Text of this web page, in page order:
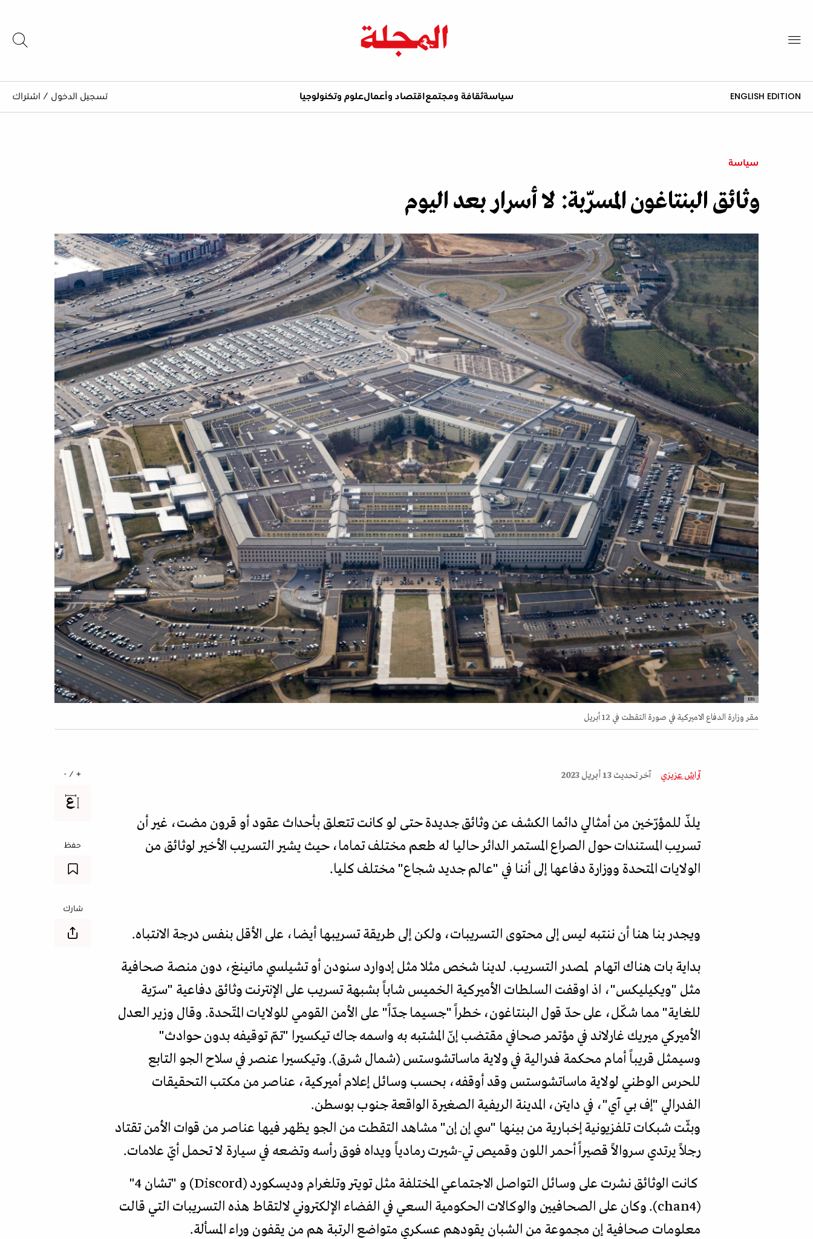
ENGLISH EDITION سياسةثقافة ومجتمع اقتصاد وأعمالعلوم وتكنولوجيا تسجيل الدخول / اشتراك
سياسة
وثائق البنتاغون المسرّبة: لا أسرار بعد اليوم
EPA
مقر وزارة الدفاع الاميركية في صورة التقطت في 12 أبريل
آراش عزيزي آخر تحديث 13 أبريل 2023
يلذّ للمؤرّخين من أمثالي دائما الكشف عن وثائق جديدة حتى لو كانت تتعلق بأحداث عقود أو قرون مضت، غير أن
تسريب المستندات حول الصراع المستمر الدائر حاليا له طعم مختلف تماما، حيث يشير التسريب الأخير لوثائق من
الولايات المتحدة ووزارة دفاعها إلى أننا في "عالم جديد شجاع" مختلف كليا.
ويجدر بنا هنا أن ننتبه ليس إلى محتوى التسريبات، ولكن إلى طريقة تسريبها أيضا، على الأقل بنفس درجة الانتباه.
بداية بات هناك اتهام لمصدر التسريب. لدينا شخص مثلا مثل إدوارد سنودن أو تشيلسي مانينغ، دون منصة صحافية
مثل "ويكيليكس"، اذ اوقفت السلطات الأميركية الخميس شاباً بشبهة تسريب على الإنترنت وثائق دفاعية "سرّية
للغاية" مما شكّل، على حدّ قول البنتاغون، خطراً "جسيما جدّاً" على الأمن القومي للولايات المتّحدة. وقال وزير العدل
الأميركي ميريك غارلاند في مؤتمر صحافي مقتضب إنّ المشتبه به واسمه جاك تيكسيرا "تمّ توقيفه بدون حوادث"
وسيمثل قريباً أمام محكمة فدرالية في ولاية ماساتشوستس (شمال شرق). وتيكسيرا عنصر في سلاح الجو التابع
للحرس الوطني لولاية ماساتشوستس وقد أوقفه، بحسب وسائل إعلام أميركية، عناصر من مكتب التحقيقات
الفدرالي "إف بي آي"، في دايتن، المدينة الريفية الصغيرة الواقعة جنوب بوسطن.
وبثّت شبكات تلفزيونية إخبارية من بينها "سي إن إن" مشاهد التقطت من الجو يظهر فيها عناصر من قوات الأمن تقتاد
رجلاً يرتدي سروالاً قصيراً أحمر اللون وقميص تي-شيرت رمادياً ويداه فوق رأسه وتضعه في سيارة لا تحمل أيّ علامات.
كانت الوثائق نشرت على وسائل التواصل الاجتماعي المختلفة مثل تويتر وتلغرام وديسكورد (Discord) و "تشان 4"
(chan4). وكان على الصحافيين والوكالات الحكومية السعي في الفضاء الإلكتروني لالتقاط هذه التسريبات التي قالت
معلومات صحافية إن مجموعة من الشبان يقودهم عسكري متواضع الرتبة هم من يقفون وراء المسألة.
+ / -
حفظ
شارك